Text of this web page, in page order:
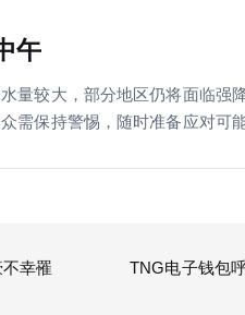
午
量较大，部分地区仍将面临强
需保持警惕，随时准备应对可
幸罹
TNG电子钱包